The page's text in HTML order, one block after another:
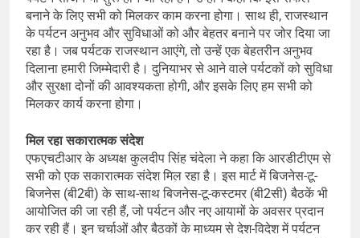
बनाने के लिए सभी को मिलकर काम करना होगा। साथ ही, राजस्थान
के पर्यटन अनुभव और सुविधाओं को और बेहतर बनाने पर जोर दिया जा
रहा है। जब पर्यटक राजस्थान आएंगे, तो उन्हें एक बेहतरीन अनुभव
दिलाना हमारी जिम्मेदारी है। दुनियाभर से आने वाले पर्यटकों को सुविधा
और सुरक्षा दोनों की आवश्यकता होगी, और इसके लिए हम सभी को
मिलकर कार्य करना होगा।
मिल रहा सकारात्मक संदेश
एफएचटीआर के अध्यक्ष कुलदीप सिंह चंदेला ने कहा कि आरडीटीएम से
सभी को एक सकारात्मक संदेश मिल रहा है। इस मार्ट में बिजनेस-टू-
बिजनेस (बी2बी) के साथ-साथ बिजनेस-टू-कस्टमर (बी2सी) बैठकें भी
आयोजित की जा रही हैं, जो पर्यटन और नए आयामों के अवसर प्रदान
कर रही हैं। इन चर्चाओं और बैठकों के माध्यम से देश-विदेश में पर्यटन